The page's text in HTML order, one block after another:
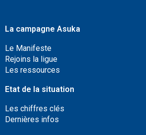
La campagne Asuka
Le Manifeste
Rejoins la ligue
Les ressources
Etat de la situation
Les chiffres clés
Dernières infos